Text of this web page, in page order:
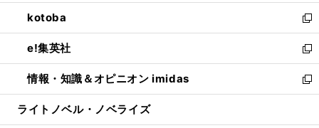
く
ウ
で
開
く
ン
ド
ウ
で
開
く
ウ
ィ
ン
ド
ウ
で
開
し
い
ウ
ィ
ン
ド
ウ
開
kotoba
新
し
い
ウ
ィ
ン
ウ
e!集英社
新
し
い
ウ
情報・知識＆オピニオン imidas
新
し
ライトノベル・ノベライズ